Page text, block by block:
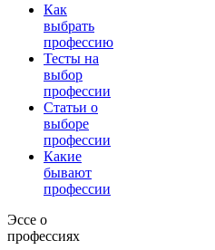
Как
выбрать
профессию
Тесты на
выбор
профессии
Статьи о
выборе
профессии
Какие
бывают
профессии
Эссе о
профессиях